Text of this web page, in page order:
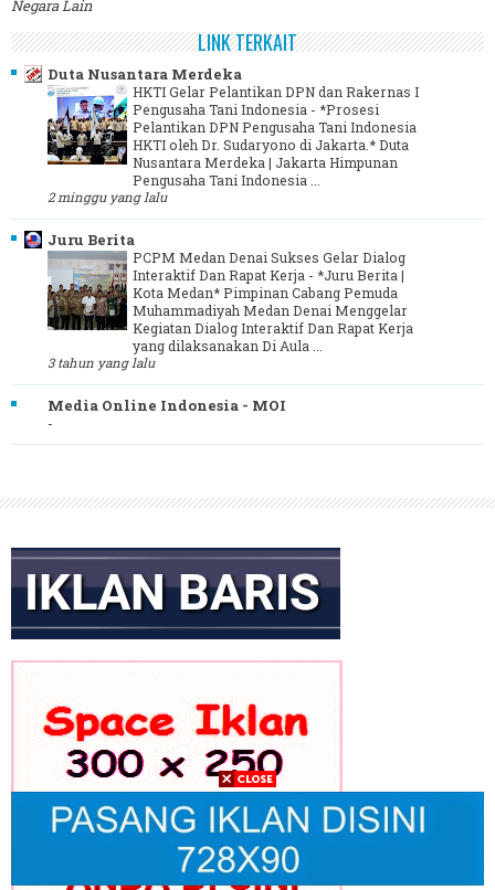
Negara Lain
LINK TERKAIT
Duta Nusantara Merdeka
HKTI Gelar Pelantikan DPN dan Rakernas I
Pengusaha Tani Indonesia - *Prosesi
Pelantikan DPN Pengusaha Tani Indonesia
HKTI oleh Dr. Sudaryono di Jakarta.* Duta
Nusantara Merdeka | Jakarta Himpunan
Pengusaha Tani Indonesia ...
2 minggu yang lalu
Juru Berita
PCPM Medan Denai Sukses Gelar Dialog
Interaktif Dan Rapat Kerja - *Juru Berita |
Kota Medan* Pimpinan Cabang Pemuda
Muhammadiyah Medan Denai Menggelar
Kegiatan Dialog Interaktif Dan Rapat Kerja
yang dilaksanakan Di Aula ...
3 tahun yang lalu
Media Online Indonesia - MOI
-